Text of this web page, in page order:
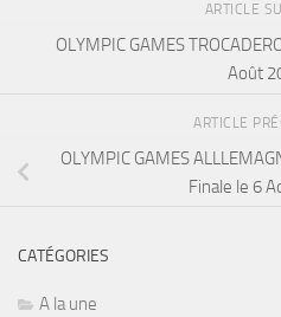
ARTICLE
OLYMPIC GAMES
Août
ARTICLE
OLYMPIC GAMES
Finale le 6
CATÉGORIES
A la une